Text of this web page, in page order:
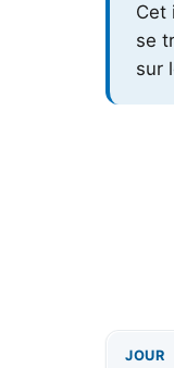
Cet
se
sur
JOUR